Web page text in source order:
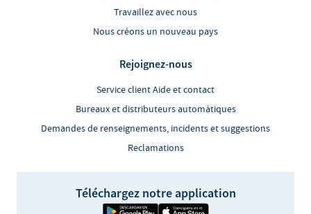
Travaillez avec nous
Nous créons un nouveau pays
Rejoignez-nous
Service client Aide et contact
Bureaux et distributeurs automàtiques
Demandes de renseignements, incidents et suggestions
Reclamations
Téléchargez notre application